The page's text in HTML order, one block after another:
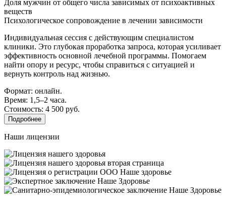
Доля мужчин от общего числа зависимых от психоактивных
веществ
Психологическое сопровождение в лечении зависимости
Индивидуальная сессия с действующим специалистом
клиники. Это глубокая проработка запроса, которая усиливает
эффективность основной лечебной программы. Помогаем
найти опору и ресурс, чтобы справиться с ситуацией и
вернуть контроль над жизнью.
Формат: онлайн.
Время: 1,5–2 часа.
Стоимость: 4 500 руб.
Подробнее
Наши лицензии